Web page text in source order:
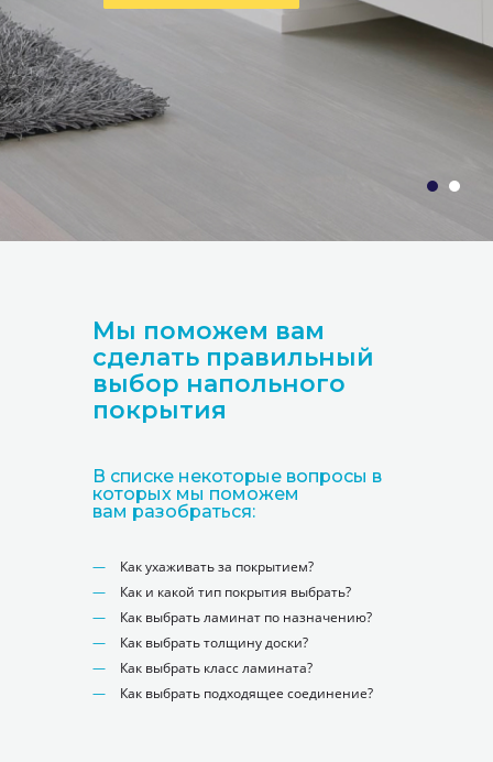
Мы поможем вам
сделать правильный
выбор напольного
покрытия
В списке некоторые вопросы в
которых мы поможем
вам разобраться:
Как ухаживать за покрытием?
Как и какой тип покрытия выбрать?
Как выбрать ламинат по назначению?
Как выбрать толщину доски?
Как выбрать класс ламината?
Как выбрать подходящее соединение?